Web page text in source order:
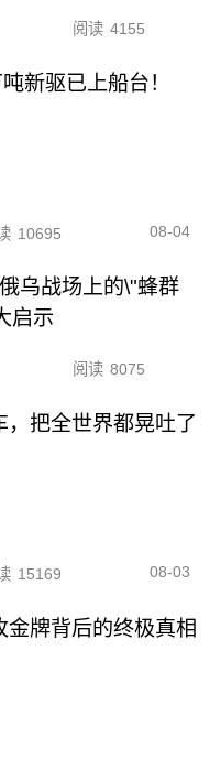
阅读 4155
新驱已上船台！
10695 08-04
乌战场上的\"蜂群
启示
阅读 8075
把全世界都晃吐了
15169 08-03
牌背后的终极真相